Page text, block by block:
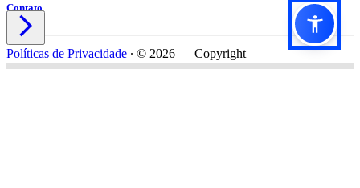
Contato

Políticas de Privacidade ∙ © 2026 — Copyright